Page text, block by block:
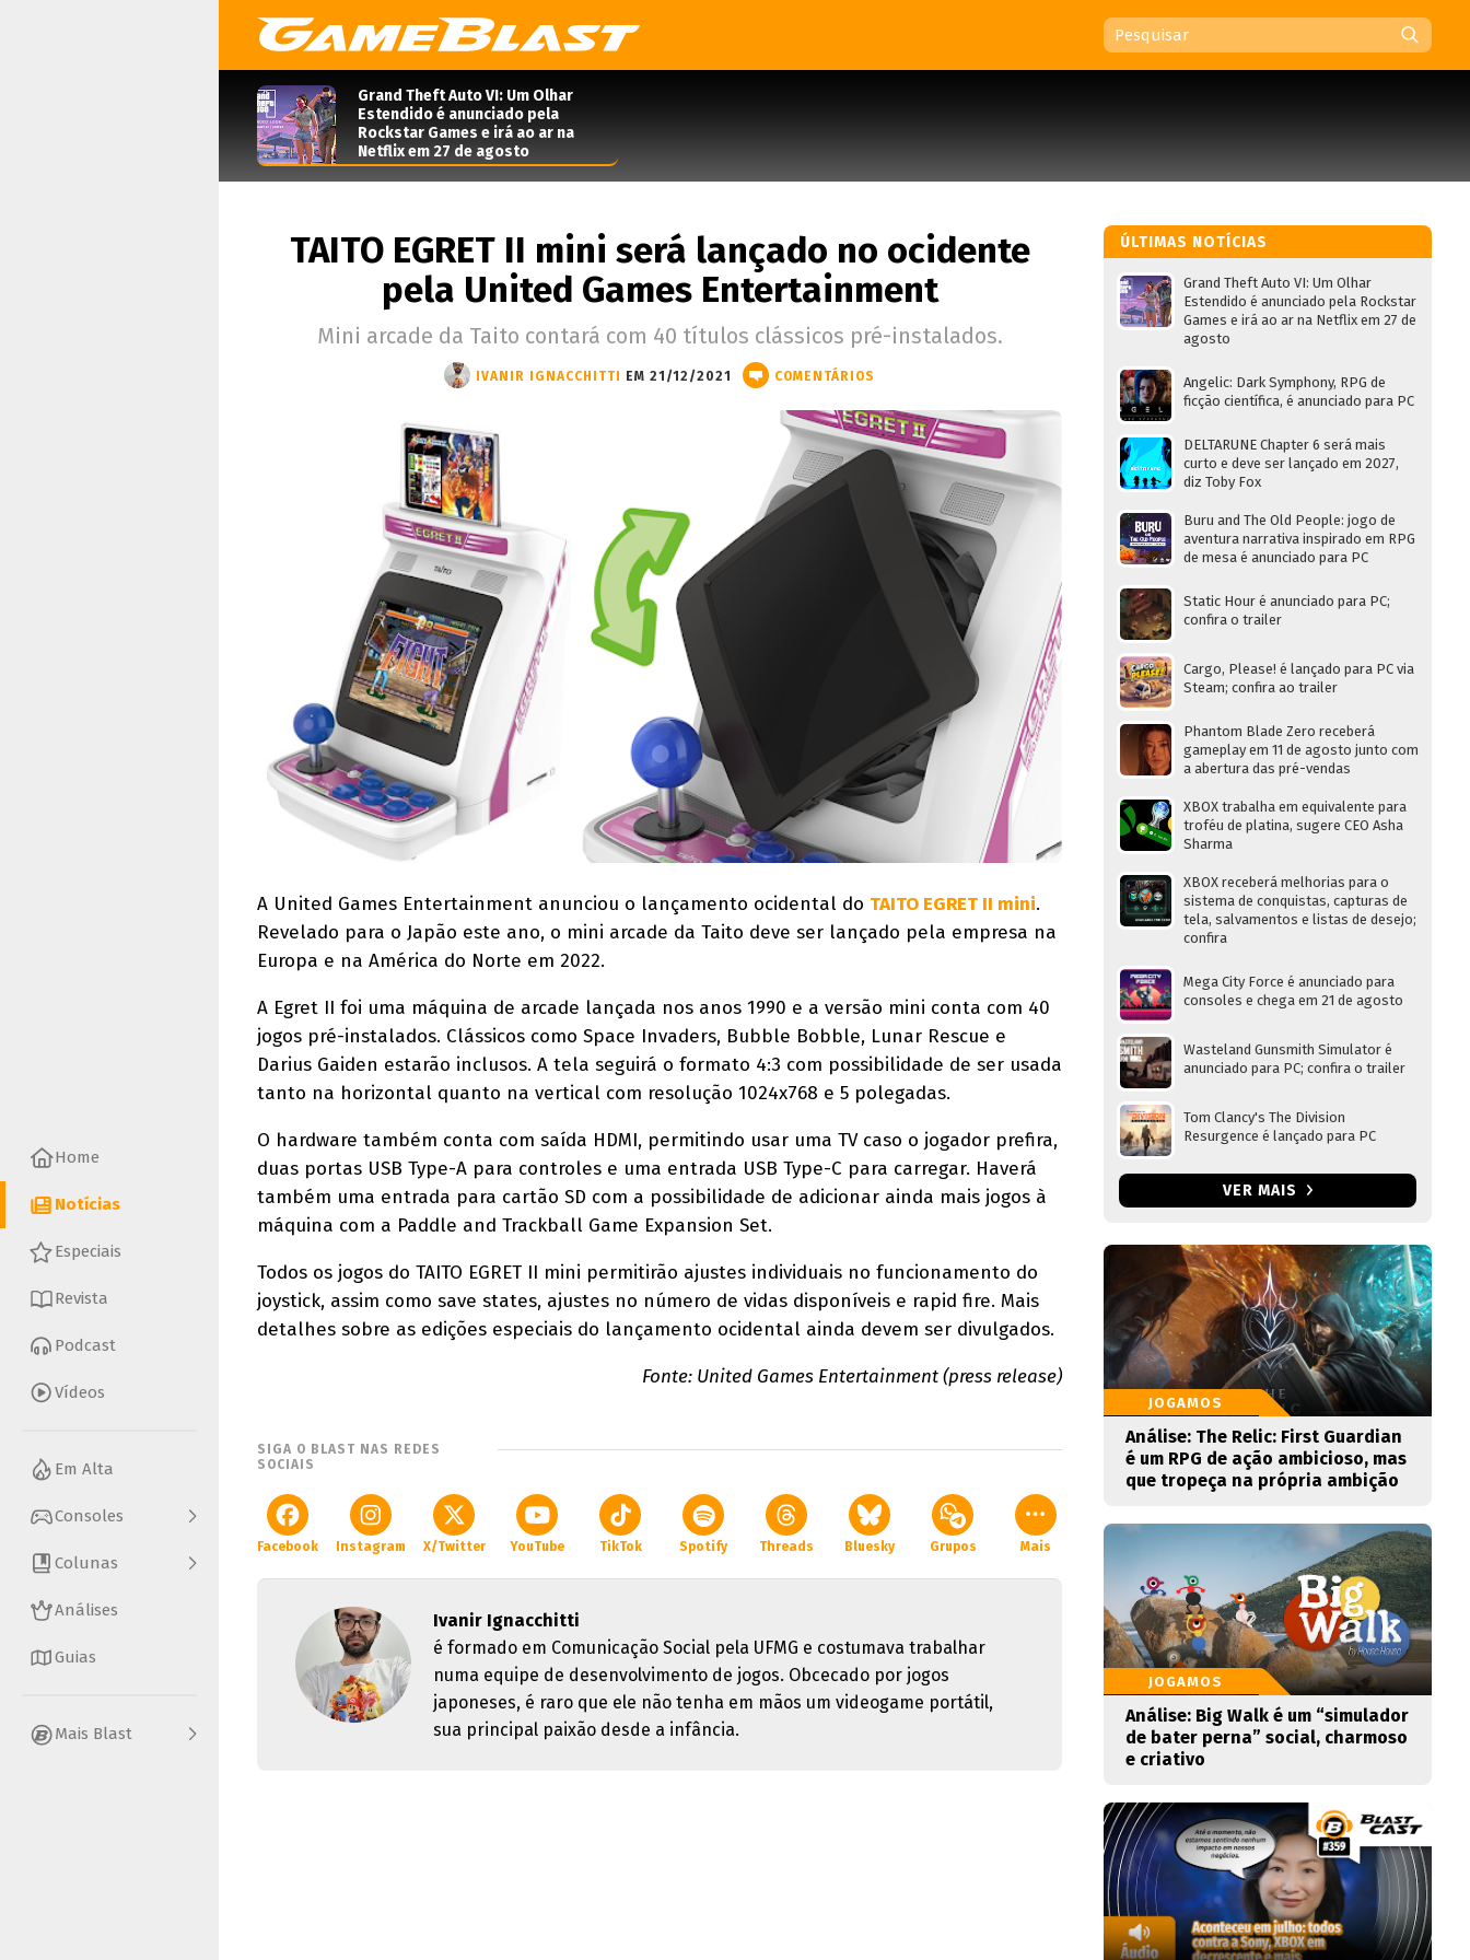
Home
Notícias
Especiais
Revista
Podcast
Vídeos
Em Alta
Consoles
Colunas
Análises
Guias
Mais Blast
Grand Theft Auto VI: Um Olhar
Estendido é anunciado pela
Rockstar Games e irá ao ar na
Netflix em 27 de agosto
TAITO EGRET II mini será lançado no ocidente
pela United Games Entertainment
Mini arcade da Taito contará com 40 títulos clássicos pré-instalados.
IVANIR IGNACCHITTI EM 21/12/2021 COMENTÁRIOS
A United Games Entertainment anunciou o lançamento ocidental do TAITO EGRET II mini.
Revelado para o Japão este ano, o mini arcade da Taito deve ser lançado pela empresa na
Europa e na América do Norte em 2022.
A Egret II foi uma máquina de arcade lançada nos anos 1990 e a versão mini conta com 40
jogos pré-instalados. Clássicos como Space Invaders, Bubble Bobble, Lunar Rescue e
Darius Gaiden estarão inclusos. A tela seguirá o formato 4:3 com possibilidade de ser usada
tanto na horizontal quanto na vertical com resolução 1024x768 e 5 polegadas.
O hardware também conta com saída HDMI, permitindo usar uma TV caso o jogador prefira,
duas portas USB Type-A para controles e uma entrada USB Type-C para carregar. Haverá
também uma entrada para cartão SD com a possibilidade de adicionar ainda mais jogos à
máquina com a Paddle and Trackball Game Expansion Set.
Todos os jogos do TAITO EGRET II mini permitirão ajustes individuais no funcionamento do
joystick, assim como save states, ajustes no número de vidas disponíveis e rapid fire. Mais
detalhes sobre as edições especiais do lançamento ocidental ainda devem ser divulgados.
Fonte: United Games Entertainment (press release)
SIGA O BLAST NAS REDES
SOCIAIS
Facebook Instagram X/Twitter YouTube TikTok Spotify Threads Bluesky Grupos Mais
Ivanir Ignacchitti
é formado em Comunicação Social pela UFMG e costumava trabalhar
numa equipe de desenvolvimento de jogos. Obcecado por jogos
japoneses, é raro que ele não tenha em mãos um videogame portátil,
sua principal paixão desde a infância.
ÚLTIMAS NOTÍCIAS
Grand Theft Auto VI: Um Olhar
Estendido é anunciado pela Rockstar
Games e irá ao ar na Netflix em 27 de
agosto
Angelic: Dark Symphony, RPG de
ficção científica, é anunciado para PC
DELTARUNE Chapter 6 será mais
curto e deve ser lançado em 2027,
diz Toby Fox
Buru and The Old People: jogo de
aventura narrativa inspirado em RPG
de mesa é anunciado para PC
Static Hour é anunciado para PC;
confira o trailer
Cargo, Please! é lançado para PC via
Steam; confira ao trailer
Phantom Blade Zero receberá
gameplay em 11 de agosto junto com
a abertura das pré-vendas
XBOX trabalha em equivalente para
troféu de platina, sugere CEO Asha
Sharma
XBOX receberá melhorias para o
sistema de conquistas, capturas de
tela, salvamentos e listas de desejo;
confira
Mega City Force é anunciado para
consoles e chega em 21 de agosto
Wasteland Gunsmith Simulator é
anunciado para PC; confira o trailer
Tom Clancy's The Division
Resurgence é lançado para PC
VER MAIS
JOGAMOS
Análise: The Relic: First Guardian
é um RPG de ação ambicioso, mas
que tropeça na própria ambição
JOGAMOS
Análise: Big Walk é um “simulador
de bater perna” social, charmoso
e criativo